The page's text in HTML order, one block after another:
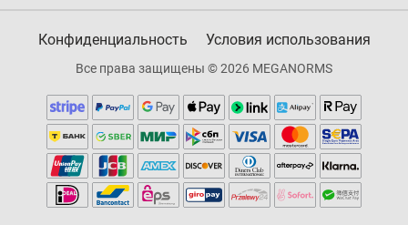
Конфиденциальность Условия использования
Все права защищены © 2026 MEGANORMS